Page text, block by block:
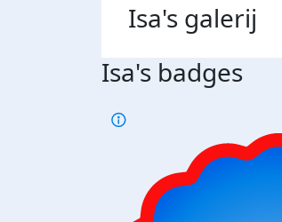
Isa's galerij
Isa's badges